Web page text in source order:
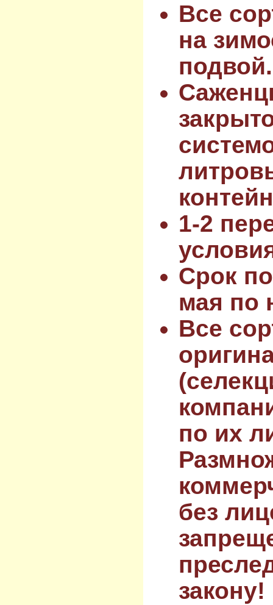
Все
на
подвой.
1-2
Срок
мая по
Все
по их
без
закону!